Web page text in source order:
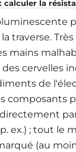
calculer la
traverse.
mains
cervelles
de
composants
ex.) ; tout le
(au